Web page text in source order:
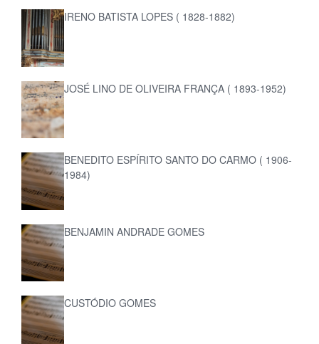
IRENO BATISTA LOPES ( 1828-1882)
JOSÉ LINO DE OLIVEIRA FRANÇA ( 1893-1952)
BENEDITO ESPÍRITO SANTO DO CARMO ( 1906-
1984)
BENJAMIN ANDRADE GOMES
CUSTÓDIO GOMES